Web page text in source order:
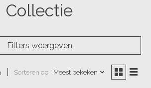
Collectie
Filters weergeven
Sorteren op Meest bekeken